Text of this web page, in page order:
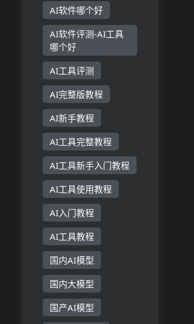
AI软件哪个好
AI软件评测-AI工具
哪个好
AI工具评测
AI完整版教程
AI新手教程
AI工具完整教程
AI工具新手入门教程
AI工具使用教程
AI入门教程
AI工具教程
国内AI模型
国内大模型
国产AI模型